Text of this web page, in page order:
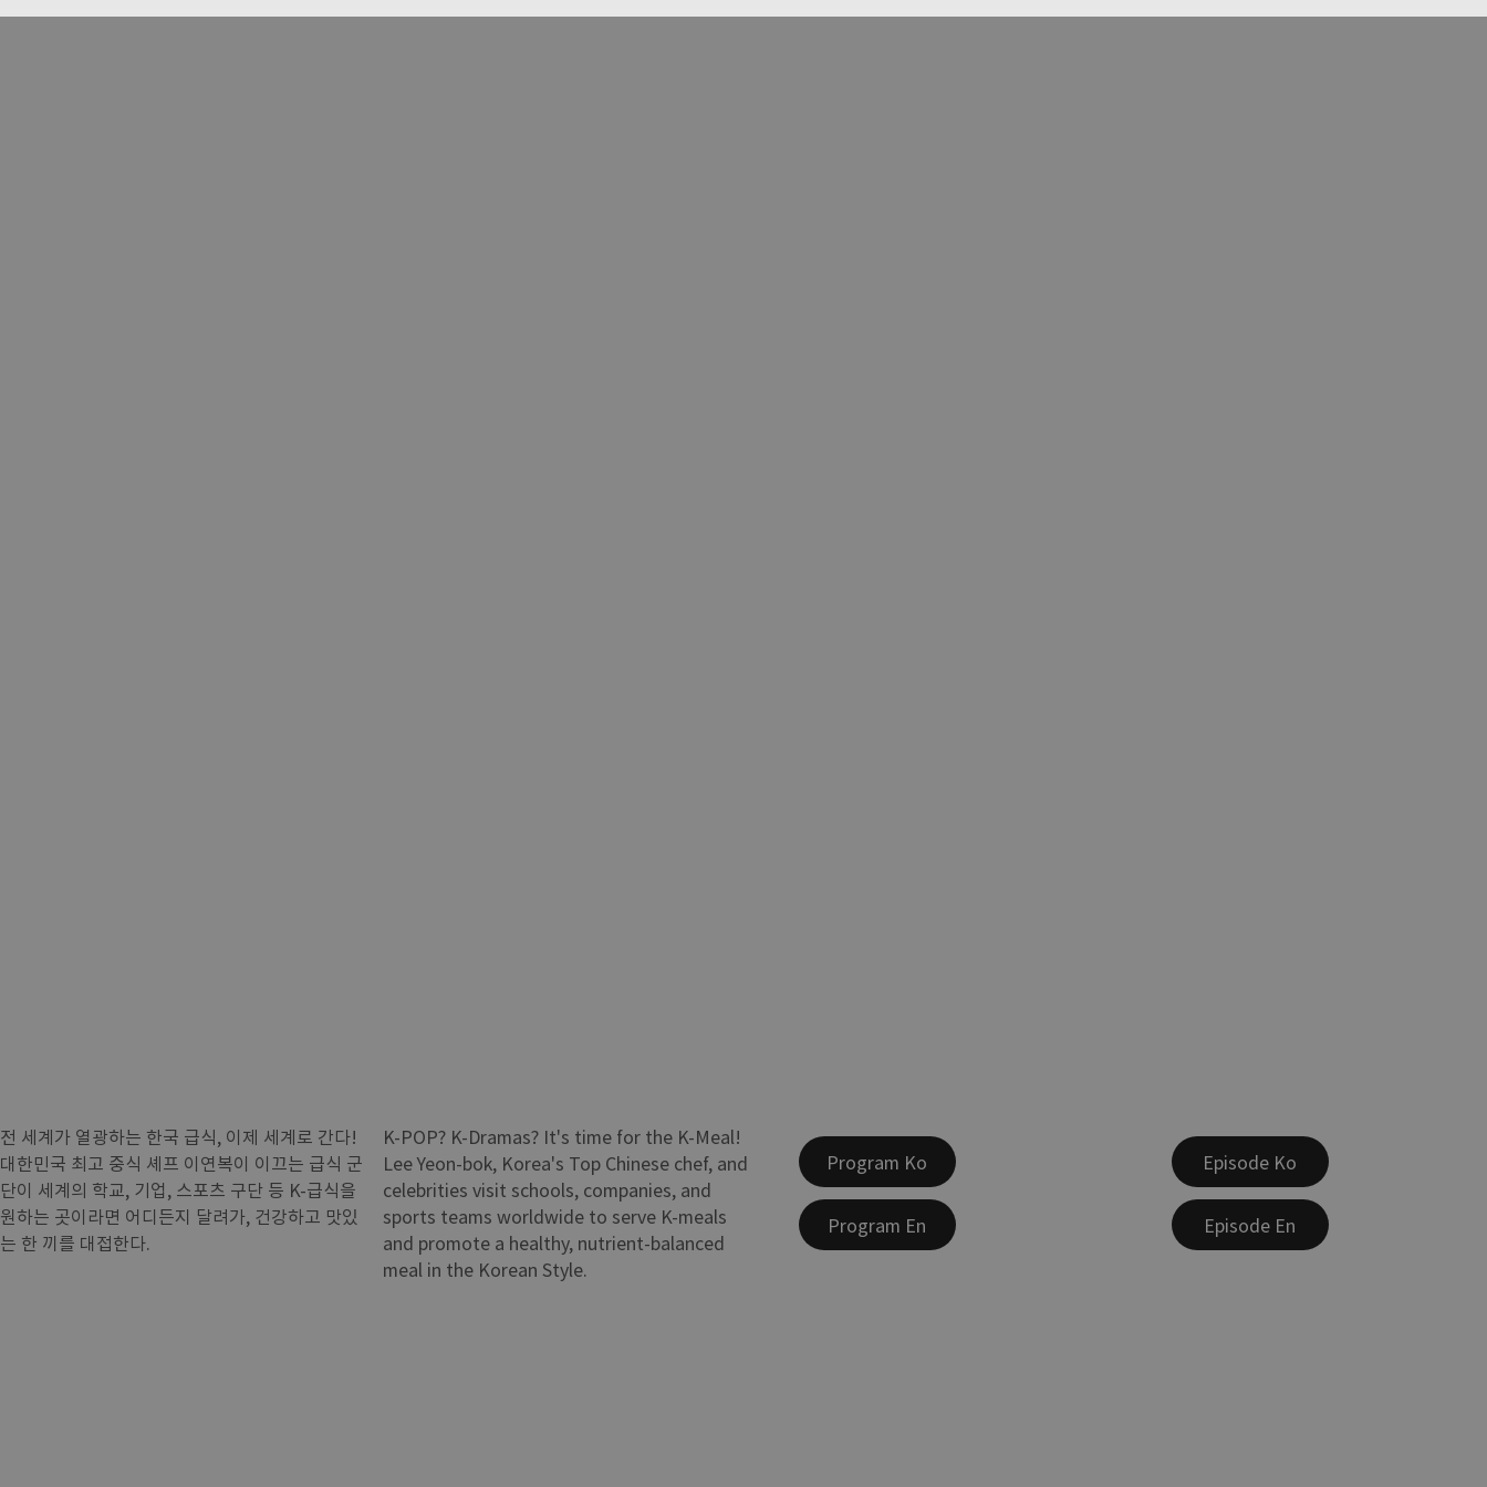
전 세계가 열광하는 한국 급식, 이제 세계로 간다!
대한민국 최고 중식 셰프 이연복이 이끄는 급식 군
단이 세계의 학교, 기업, 스포츠 구단 등 K-급식을
원하는 곳이라면 어디든지 달려가, 건강하고 맛있
는 한 끼를 대접한다.
K-POP? K-Dramas? It's time for the K-Meal!
Lee Yeon-bok, Korea's Top Chinese chef, and
celebrities visit schools, companies, and
sports teams worldwide to serve K-meals
and promote a healthy, nutrient-balanced
meal in the Korean Style.
Program Ko
Program En
Episode Ko
Episode En